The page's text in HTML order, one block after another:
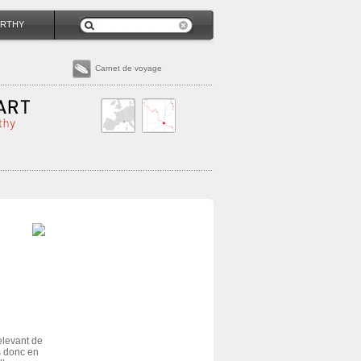
Carnet de voyage
de
donc en